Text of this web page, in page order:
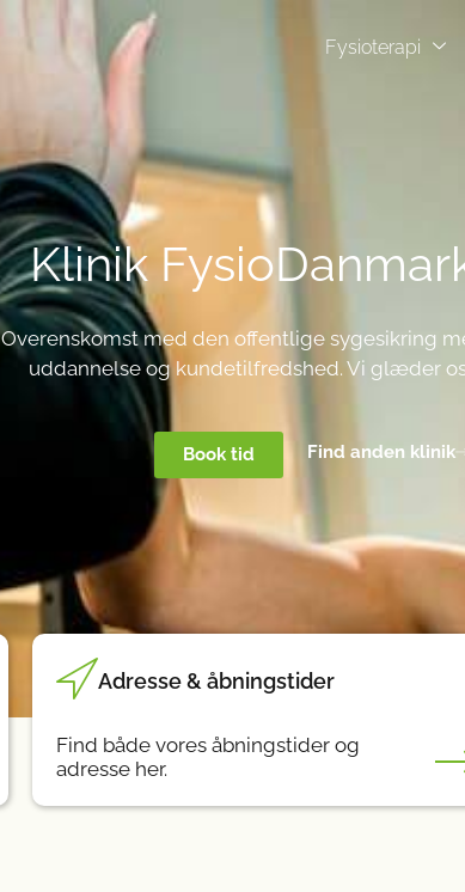
Fysioterapi
Klinik
Overenskomst med den offentlige sygesikring
uddannelse og kundetilfredshed. Vi glæder
Book tid Find anden klinik
Adresse & åbningstider
Find både vores åbningstider og
adresse her.